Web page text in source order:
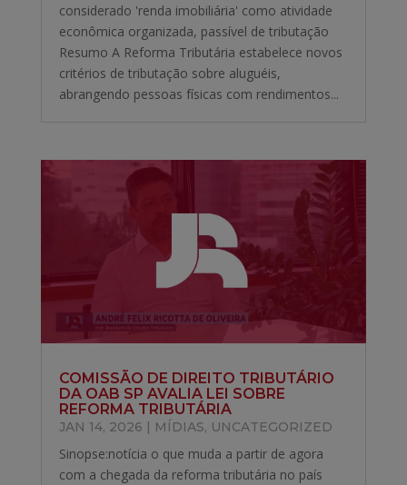
considerado 'renda imobiliária' como atividade
econômica organizada, passível de tributação
Resumo A Reforma Tributária estabelece novos
critérios de tributação sobre aluguéis,
abrangendo pessoas físicas com rendimentos...
COMISSÃO DE DIREITO TRIBUTÁRIO
DA OAB SP AVALIA LEI SOBRE
REFORMA TRIBUTÁRIA
JAN 14, 2026 | MÍDIAS, UNCATEGORIZED
Sinopse:notícia o que muda a partir de agora
com a chegada da reforma tributária no país